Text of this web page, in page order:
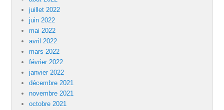
juillet 2022
juin 2022
mai 2022
avril 2022
mars 2022
février 2022
janvier 2022
décembre 2021
novembre 2021
octobre 2021